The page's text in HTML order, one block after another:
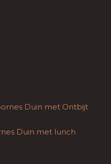
Duin met Ontbijt
Duin met lunch